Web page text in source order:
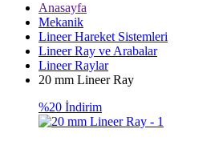
Anasayfa
Mekanik
Lineer Hareket Sistemleri
Lineer Ray ve Arabalar
Lineer Raylar
20 mm Lineer Ray
%20 İndirim